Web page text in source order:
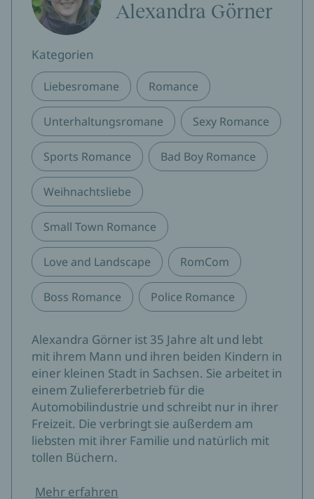
Alexandra Görner
Kategorien
Liebesromane Romance
Unterhaltungsromane Sexy Romance
Sports Romance Bad Boy Romance
Weihnachtsliebe
Small Town Romance
Love and Landscape RomCom
Boss Romance Police Romance
Alexandra Görner ist 35 Jahre alt und lebt
mit ihrem Mann und ihren beiden Kindern in
einer kleinen Stadt in Sachsen. Sie arbeitet in
einem Zuliefererbetrieb für die
Automobilindustrie und schreibt nur in ihrer
Freizeit. Die verbringt sie außerdem am
liebsten mit ihrer Familie und natürlich mit
tollen Büchern.
Mehr erfahren